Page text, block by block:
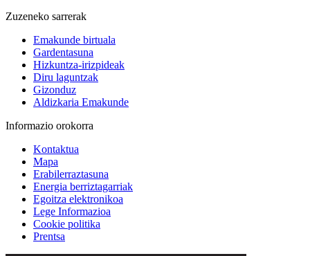
Zuzeneko sarrerak
Emakunde birtuala
Gardentasuna
Hizkuntza-irizpideak
Diru laguntzak
Gizonduz
Aldizkaria Emakunde
Informazio orokorra
Kontaktua
Mapa
Erabilerraztasuna
Energia berriztagarriak
Egoitza elektronikoa
Lege Informazioa
Cookie politika
Prentsa